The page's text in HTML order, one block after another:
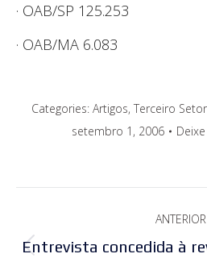
· OAB/SP 125.253
· OAB/MA 6.083
Categories: Artigos, Terceiro Setor
setembro 1, 2006
de
ANTERIOR
Entrevista concedida à